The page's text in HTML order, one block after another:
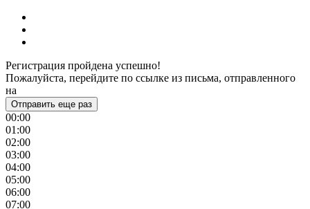
Регистрация пройдена успешно!
Пожалуйста, перейдите по ссылке из письма, отправленного
на
Отправить еще раз
00:00
01:00
02:00
03:00
04:00
05:00
06:00
07:00